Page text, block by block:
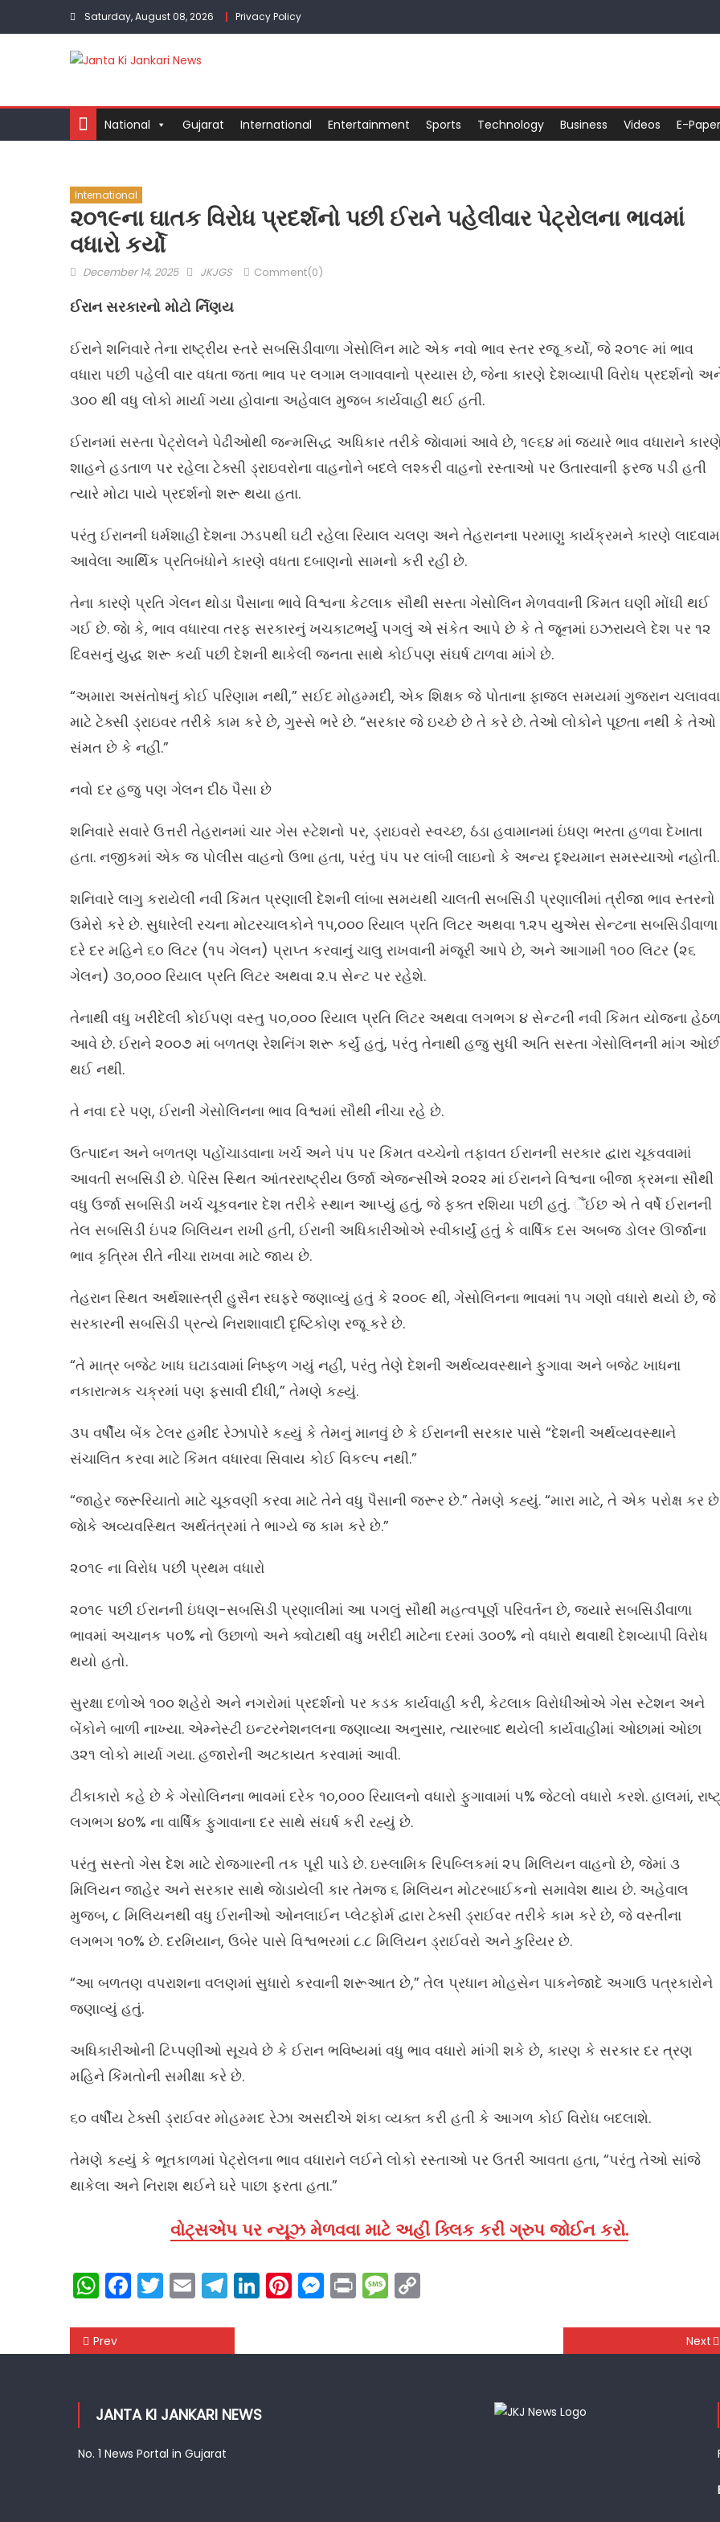
Saturday, August 08, 2026 Privacy Policy
National Gujarat International Entertainment Sports Technology Business Videos E-Paper
International
૨૦૧૯ના ઘાતક વિરોધ પ્રદર્શનો પછી ઈરાને પહેલીવાર પેટ્રોલના ભાવમાં
વધારો કર્યો
Posted
December 14, 2025 Author
JKJGS Comment(0)
ઈરાન સરકારનો મોટો ર્નિણય
ઈરાને શનિવારે તેના રાષ્ટ્રીય સ્તરે સબસિડીવાળા ગેસોલિન માટે એક નવો ભાવ સ્તર રજૂ કર્યો, જે ૨૦૧૯ માં ભાવ
વધારા પછી પહેલી વાર વધતા જતા ભાવ પર લગામ લગાવવાનો પ્રયાસ છે, જેના કારણે દેશવ્યાપી વિરોધ પ્રદર્શનો
૩૦૦ થી વધુ લોકો માર્યા ગયા હોવાના અહેવાલ મુજબ કાર્યવાહી થઈ હતી.
ઈરાનમાં સસ્તા પેટ્રોલને પેઢીઓથી જન્મસિદ્ધ અધિકાર તરીકે જાેવામાં આવે છે, ૧૯૬૪ માં જ્યારે ભાવ વધારાને
શાહને હડતાળ પર રહેલા ટેક્સી ડ્રાઇવરોના વાહનોને બદલે લશ્કરી વાહનો રસ્તાઓ પર ઉતારવાની ફરજ પડી હતી
ત્યારે મોટા પાયે પ્રદર્શનો શરૂ થયા હતા.
પરંતુ ઈરાનની ધર્મશાહી દેશના ઝડપથી ઘટી રહેલા રિયાલ ચલણ અને તેહરાનના પરમાણુ કાર્યક્રમને કારણે
આવેલા આર્થિક પ્રતિબંધોને કારણે વધતા દબાણનો સામનો કરી રહી છે.
તેના કારણે પ્રતિ ગેલન થોડા પૈસાના ભાવે વિશ્વના કેટલાક સૌથી સસ્તા ગેસોલિન મેળવવાની કિંમત ઘણી મોંઘી થઈ
ગઈ છે. જાે કે, ભાવ વધારવા તરફ સરકારનું ખચકાટભર્યું પગલું એ સંકેત આપે છે કે તે જૂનમાં ઇઝરાયલે દેશ પર ૧૨
દિવસનું યુદ્ધ શરૂ કર્યા પછી દેશની થાકેલી જનતા સાથે કોઈપણ સંઘર્ષ ટાળવા માંગે છે.
“અમારા અસંતોષનું કોઈ પરિણામ નથી,” સઈદ મોહમ્મદી, એક શિક્ષક જે પોતાના ફાજલ સમયમાં ગુજરાન ચલાવવા
માટે ટેક્સી ડ્રાઇવર તરીકે કામ કરે છે, ગુસ્સે ભરે છે. “સરકાર જે ઇચ્છે છે તે કરે છે. તેઓ લોકોને પૂછતા નથી કે તેઓ
સંમત છે કે નહીં.”
નવો દર હજુ પણ ગેલન દીઠ પૈસા છે
શનિવારે સવારે ઉત્તરી તેહરાનમાં ચાર ગેસ સ્ટેશનો પર, ડ્રાઇવરો સ્વચ્છ, ઠંડા હવામાનમાં ઇંધણ ભરતા હળવા દેખાતા
હતા. નજીકમાં એક જ પોલીસ વાહનો ઉભા હતા, પરંતુ પંપ પર લાંબી લાઇનો કે અન્ય દૃશ્યમાન સમસ્યાઓ નહોતી.
શનિવારે લાગુ કરાયેલી નવી કિંમત પ્રણાલી દેશની લાંબા સમયથી ચાલતી સબસિડી પ્રણાલીમાં ત્રીજા ભાવ સ્તરનો
ઉમેરો કરે છે. સુધારેલી રચના મોટરચાલકોને ૧૫,૦૦૦ રિયાલ પ્રતિ લિટર અથવા ૧.૨૫ યુએસ સેન્ટના સબસિડીવાળા
દરે દર મહિને ૬૦ લિટર (૧૫ ગેલન) પ્રાપ્ત કરવાનું ચાલુ રાખવાની મંજૂરી આપે છે, અને આગામી ૧૦૦ લિટર (૨૬
ગેલન) ૩૦,૦૦૦ રિયાલ પ્રતિ લિટર અથવા ૨.૫ સેન્ટ પર રહેશે.
તેનાથી વધુ ખરીદેલી કોઈપણ વસ્તુ ૫૦,૦૦૦ રિયાલ પ્રતિ લિટર અથવા લગભગ ૪ સેન્ટની નવી કિંમત યોજના હેઠળ
આવે છે. ઈરાને ૨૦૦૭ માં બળતણ રેશનિંગ શરૂ કર્યું હતું, પરંતુ તેનાથી હજુ સુધી અતિ સસ્તા ગેસોલિનની માંગ
થઈ નથી.
તે નવા દરે પણ, ઈરાની ગેસોલિનના ભાવ વિશ્વમાં સૌથી નીચા રહે છે.
ઉત્પાદન અને બળતણ પહોંચાડવાના ખર્ચ અને પંપ પર કિંમત વચ્ચેનો તફાવત ઈરાનની સરકાર દ્વારા ચૂકવવામાં
આવતી સબસિડી છે. પેરિસ સ્થિત આંતરરાષ્ટ્રીય ઉર્જા એજન્સીએ ૨૦૨૨ માં ઈરાનને વિશ્વના બીજા ક્રમના સૌથી
વધુ ઉર્જા સબસિડી ખર્ચ ચૂકવનાર દેશ તરીકે સ્થાન આપ્યું હતું, જે ફક્ત રશિયા પછી હતું. ૈંઈછ એ તે વર્ષે ઈરાનની
તેલ સબસિડી ઇં૫૨ બિલિયન રાખી હતી, ઈરાની અધિકારીઓએ સ્વીકાર્યું હતું કે વાર્ષિક દસ અબજ ડોલર ઊર્જાના
ભાવ કૃત્રિમ રીતે નીચા રાખવા માટે જાય છે.
તેહરાન સ્થિત અર્થશાસ્ત્રી હુસૈન રઘફરે જણાવ્યું હતું કે ૨૦૦૯ થી, ગેસોલિનના ભાવમાં ૧૫ ગણો વધારો થયો છે, જે
સરકારની સબસિડી પ્રત્યે નિરાશાવાદી દૃષ્ટિકોણ રજૂ કરે છે.
“તે માત્ર બજેટ ખાધ ઘટાડવામાં નિષ્ફળ ગયું નહીં, પરંતુ તેણે દેશની અર્થવ્યવસ્થાને ફુગાવા અને બજેટ ખાધના
નકારાત્મક ચક્રમાં પણ ફસાવી દીધી,” તેમણે કહ્યું.
૩૫ વર્ષીય બેંક ટેલર હમીદ રેઝાપોરે કહ્યું કે તેમનું માનવું છે કે ઈરાનની સરકાર પાસે “દેશની અર્થવ્યવસ્થાને
સંચાલિત કરવા માટે કિંમત વધારવા સિવાય કોઈ વિકલ્પ નથી.”
“જાહેર જરૂરિયાતો માટે ચૂકવણી કરવા માટે તેને વધુ પૈસાની જરૂર છે.” તેમણે કહ્યું. “મારા માટે, તે એક પરોક્ષ કર છે
જાેકે અવ્યવસ્થિત અર્થતંત્રમાં તે ભાગ્યે જ કામ કરે છે.”
૨૦૧૯ ના વિરોધ પછી પ્રથમ વધારો
૨૦૧૯ પછી ઈરાનની ઇંધણ-સબસિડી પ્રણાલીમાં આ પગલું સૌથી મહત્વપૂર્ણ પરિવર્તન છે, જ્યારે સબસિડીવાળા
ભાવમાં અચાનક ૫૦% નો ઉછાળો અને ક્વોટાથી વધુ ખરીદી માટેના દરમાં ૩૦૦% નો વધારો થવાથી દેશવ્યાપી વિરોધ
થયો હતો.
સુરક્ષા દળોએ ૧૦૦ શહેરો અને નગરોમાં પ્રદર્શનો પર કડક કાર્યવાહી કરી, કેટલાક વિરોધીઓએ ગેસ સ્ટેશન અને
બેંકોને બાળી નાખ્યા. એમ્નેસ્ટી ઇન્ટરનેશનલના જણાવ્યા અનુસાર, ત્યારબાદ થયેલી કાર્યવાહીમાં ઓછામાં ઓછા
૩૨૧ લોકો માર્યા ગયા. હજારોની અટકાયત કરવામાં આવી.
ટીકાકારો કહે છે કે ગેસોલિનના ભાવમાં દરેક ૧૦,૦૦૦ રિયાલનો વધારો ફુગાવામાં ૫% જેટલો વધારો કરશે. હાલમાં,
લગભગ ૪૦% ના વાર્ષિક ફુગાવાના દર સાથે સંઘર્ષ કરી રહ્યું છે.
પરંતુ સસ્તો ગેસ દેશ માટે રોજગારની તક પૂરી પાડે છે. ઇસ્લામિક રિપબ્લિકમાં ૨૫ મિલિયન વાહનો છે, જેમાં ૩
મિલિયન જાહેર અને સરકાર સાથે જાેડાયેલી કાર તેમજ ૬ મિલિયન મોટરબાઈકનો સમાવેશ થાય છે. અહેવાલ
મુજબ, ૮ મિલિયનથી વધુ ઈરાનીઓ ઓનલાઈન પ્લેટફોર્મ દ્વારા ટેક્સી ડ્રાઈવર તરીકે કામ કરે છે, જે વસ્તીના
લગભગ ૧૦% છે. દરમિયાન, ઉબેર પાસે વિશ્વભરમાં ૮.૮ મિલિયન ડ્રાઈવરો અને કુરિયર છે.
“આ બળતણ વપરાશના વલણમાં સુધારો કરવાની શરૂઆત છે,” તેલ પ્રધાન મોહસેન પાકનેજાદે અગાઉ પત્રકારોને
જણાવ્યું હતું.
અધિકારીઓની ટિપ્પણીઓ સૂચવે છે કે ઈરાન ભવિષ્યમાં વધુ ભાવ વધારો માંગી શકે છે, કારણ કે સરકાર દર ત્રણ
મહિને કિંમતોની સમીક્ષા કરે છે.
૬૦ વર્ષીય ટેક્સી ડ્રાઈવર મોહમ્મદ રેઝા અસદીએ શંકા વ્યક્ત કરી હતી કે આગળ કોઈ વિરોધ બદલાશે.
તેમણે કહ્યું કે ભૂતકાળમાં પેટ્રોલના ભાવ વધારાને લઈને લોકો રસ્તાઓ પર ઉતરી આવતા હતા, “પરંતુ તેઓ સાંજે
થાકેલા અને નિરાશ થઈને ઘરે પાછા ફરતા હતા.”
વોટ્સએપ પર ન્યૂઝ મેળવવા માટે અહીં ક્લિક કરી ગ્રુપ જોઈન કરો.
WhatsApp
Facebook
Twitter
EmailTelegram
LinkedIn
Pinterest
Messenger
PrintMessage
Post
Prev Next
JANTA KI JANKARI NEWS
No. 1 News Portal in Gujarat